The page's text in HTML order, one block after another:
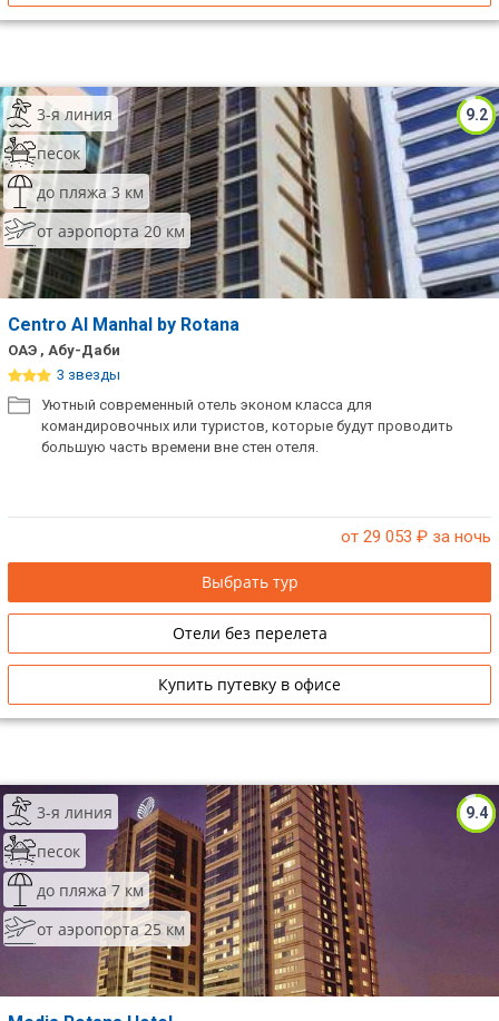
9.2
3-я линия
песок
до пляжа 3 км
от аэропорта 20 км
Centro Al Manhal by Rotana
ОАЭ , Абу-Даби
3 звезды
Уютный современный отель эконом класса для
командировочных или туристов, которые будут проводить
большую часть времени вне стен отеля.
от 29 053 ₽ за ночь
Выбрать тур
Отели без перелета
Купить путевку в офисе
9.4
3-я линия
песок
до пляжа 7 км
от аэропорта 25 км